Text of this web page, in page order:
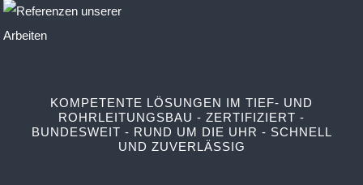
KOMPETENTE LÖSUNGEN IM TIEF- UND
ROHRLEITUNGSBAU - ZERTIFIZIERT -
BUNDESWEIT - RUND UM DIE UHR - SCHNELL
UND ZUVERLÄSSIG